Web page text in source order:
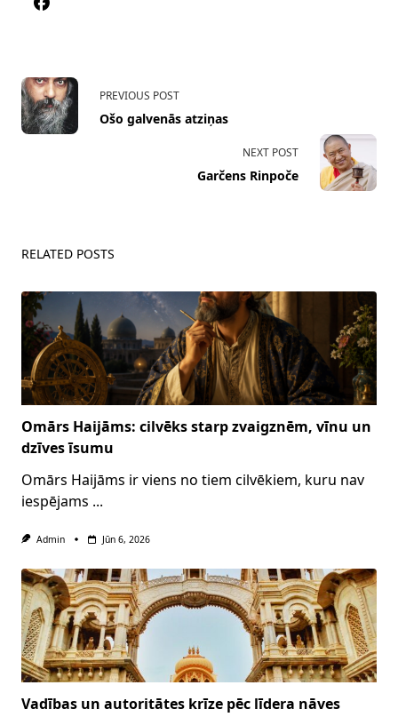
<span
class="nav-
subtitle
PREVIOUS POST
Ošo galvenās atziņas
NEXT POST
Garčens Rinpoče
RELATED POSTS
Omārs Haijāms: cilvēks starp zvaigznēm, vīnu un
dzīves īsumu
Omārs Haijāms ir viens no tiem cilvēkiem, kuru nav
iespējams ...
Admin Jūn 6, 2026
Vadības un autoritātes krīze pēc līdera nāves